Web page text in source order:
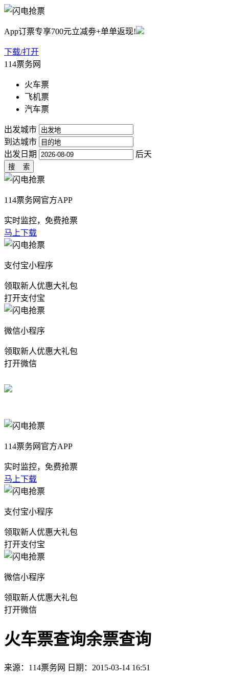
App订票专享700元立减劵+单单返现!
下载/打开
114票务网
火车票
飞机票
汽车票
出发城市
到达城市
出发日期
后天
114票务网官方APP
实时监控，免费抢票
马上下载
支付宝小程序
领取新人优惠大礼包
打开支付宝
微信小程序
领取新人优惠大礼包
打开微信
114票务网官方APP
实时监控，免费抢票
马上下载
支付宝小程序
领取新人优惠大礼包
打开支付宝
微信小程序
领取新人优惠大礼包
打开微信
火车票查询余票查询
来源：114票务网 日期：2015-03-14 16:51